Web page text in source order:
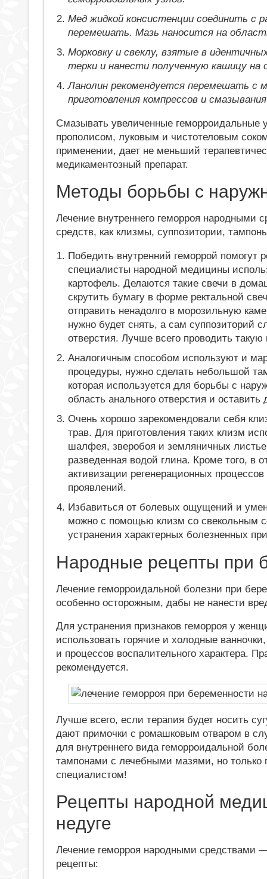
Мед жидкой консистенции соединить с
перемешать. Мазь наносится на
Морковку и свеклу, взятые в
терки и нанести полученную кашицу на
Ланолин рекомендуется перемешать с
приготовления компрессов и
Смазывать увеличенные геморроидальные
прополисом, луковым и чистотеловым
применении, дает не меньший
медикаментозный препарат.
Методы борьбы с
Лечение внутреннего геморроя народными
средств, как клизмы, суппозитории,
Победить внутренний геморрой помогут
специалисты народной медицины
картофель. Делаются такие свечи в
скрутить бумагу в форме ректальной
отправить ненадолго в морозильную
нужно будет снять, а сам суппозиторий
отверстия. Лучше всего проводить
Аналогичным способом используют и
процедуры, нужно сделать небольшой
которая используется для борьбы с
область анального отверстия и
Очень хорошо зарекомендовали себя
трав. Для приготовления таких клизм
шалфея, зверобоя и земляничных
разведенная водой глина. Кроме того,
активизации регенерационных
проявлений.
Избавиться от болевых ощущений и
можно с помощью клизм со свекольным
устранения характерных болезненных
Народные рецепты при
Лечение геморроидальной болезни при
особенно осторожным, дабы не нанести
Для устранения признаков геморроя у
использовать горячие и холодные
и процессов воспалительного характера.
рекомендуется.
Лучше всего, если терапия будет носить
дают примочки с ромашковым отваром в
для внутреннего вида геморроидальной
тампонами с лечебными мазями, но только
специалистом!
Рецепты народной
недуге
Лечение геморроя народными
рецепты: